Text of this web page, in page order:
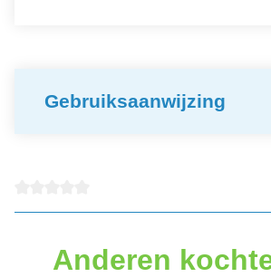
Gebruiksaanwijzing
Anderen